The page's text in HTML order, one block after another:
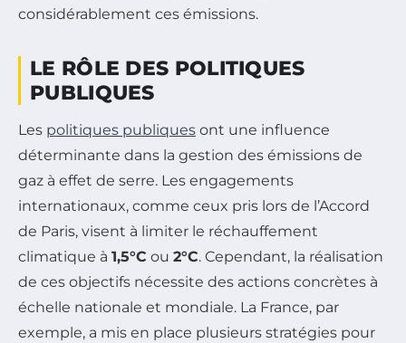
considérablement ces émissions.
LE RÔLE DES POLITIQUES
PUBLIQUES
Les politiques publiques ont une influence
déterminante dans la gestion des émissions de
gaz à effet de serre. Les engagements
internationaux, comme ceux pris lors de l’Accord
de Paris, visent à limiter le réchauffement
climatique à 1,5°C ou 2°C. Cependant, la réalisation
de ces objectifs nécessite des actions concrètes à
échelle nationale et mondiale. La France, par
exemple, a mis en place plusieurs stratégies pour